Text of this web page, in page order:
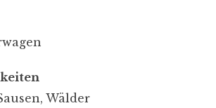
Wälder